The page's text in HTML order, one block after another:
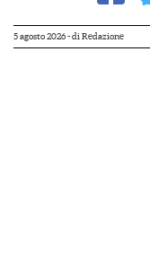
5 agosto 2026- di Redazione